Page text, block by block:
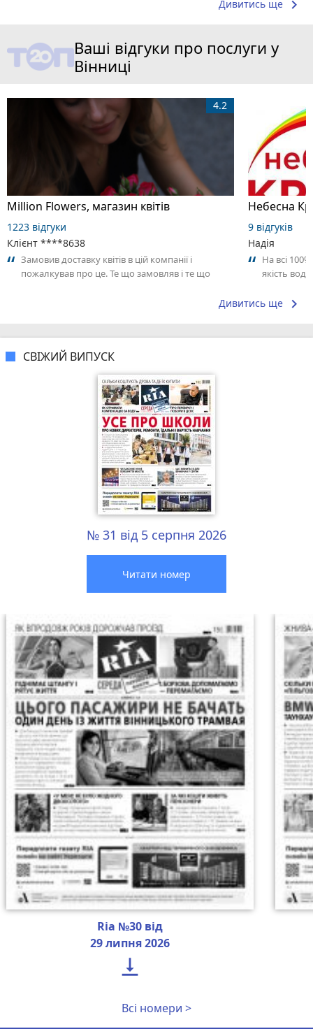
Дивитись ще keyboard_arrow_right
Ваші відгуки про послуги у
Вінниці
Million Flowers, магазин квітів
4.2
1223 відгуки
Клієнт ****8638
Замовив доставку квітів в цій компанії і
пожалкував про це. Те що замовляв і те що
Небесна
9 відгуків
Надія
На всі
якість
Дивитись ще keyboard_arrow_right
СВІЖИЙ ВИПУСК
№ 31 від 5 серпня 2026
Читати номер
Ria №30 від
29 липня 2026

Всі номери >